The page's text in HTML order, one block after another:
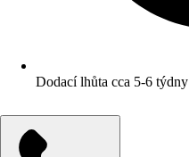
Dodací lhůta cca 5-6 týdny